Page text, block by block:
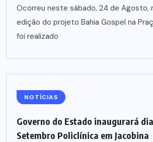
Ocorreu neste sábado, 24 de Agosto,
edição do projeto Bahia Gospel na
foi realizado
NOTÍCIAS
Governo do Estado inaugurará
Setembro Policlínica em Jacobina